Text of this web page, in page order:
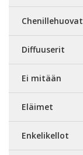
Chenillehuovat
Diffuuserit
Ei mitään
Eläimet
Enkelikellot